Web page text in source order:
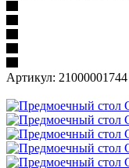
Артикул: 21000001744